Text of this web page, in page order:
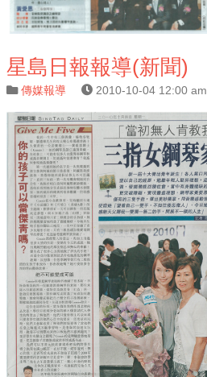
星島日報報導(新聞)
傳媒報導 2010-10-04 12:00 am